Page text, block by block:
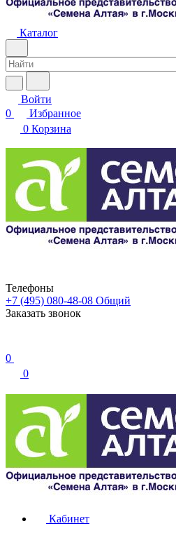
Каталог
Войти
0
Избранное
0 Корзина
Телефоны
+7 (495) 080-48-08 Общий
Заказать звонок
0
0
Кабинет